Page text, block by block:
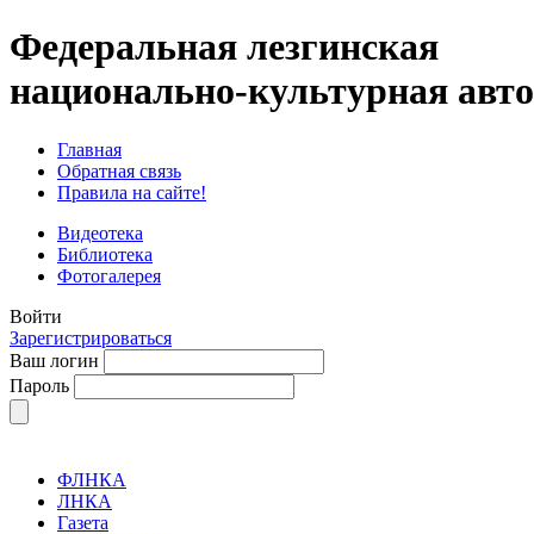
Федеральная лезгинская
национально-культурная
Главная
Обратная связь
Правила на сайте!
Видеотека
Библиотека
Фотогалерея
Войти
Зарегистрироваться
Ваш логин
Пароль
ФЛНКА
ЛНКА
Газета